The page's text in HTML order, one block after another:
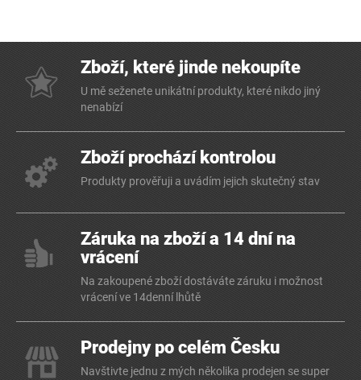
Zboží, které jinde nekoupíte
U mě seženete unikátní produkty, které nikdo jiný
nenabízí
Zboží prochází kontrolou
Produkty prověřuji a uvádím jejich skutečný stav
Záruka na zboží a 14 dní na
vrácení
Na zakoupené zboží dostáváte záruku i možnost
vrácení ve 14denní lhůtě
Prodejny po celém Česku
Navštivte jednu z mých několika prodejen se super